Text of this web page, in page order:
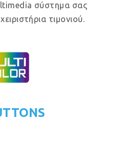
σύστημα σας
τιμονιού.